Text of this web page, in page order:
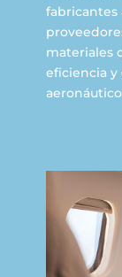
fabricantes
materiales
eficiencia y